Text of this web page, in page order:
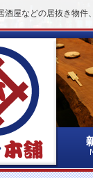
酒屋などの居抜き物件